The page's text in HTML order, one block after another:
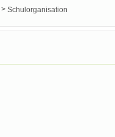
> Schulorganisation